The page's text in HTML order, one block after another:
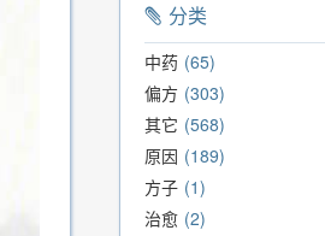
分类
中药 65
偏方 303
其它 568
原因 189
方子 1
治愈 2